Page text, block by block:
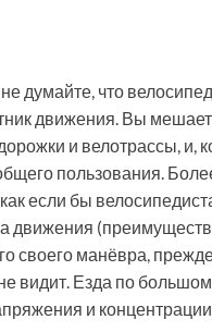
думайте, что
движения. Вы
и велотрассы, и,
пользования.
если бы
движения
своего манёвра,
видит. Езда по
и